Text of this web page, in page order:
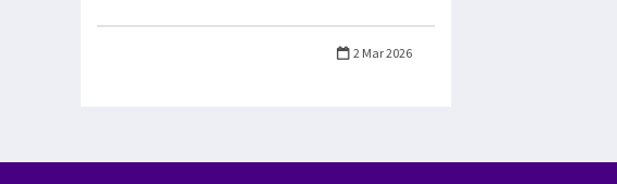
2 Mar 2026